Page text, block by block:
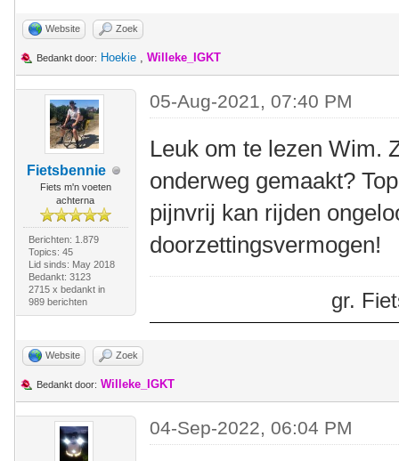
Website Zoek
Bedankt door: Hoekie , Willeke_IGKT
Fietsbennie
Fiets m'n voeten
achterna
Berichten: 1.879
Topics: 45
Lid sinds: May 2018
Bedankt: 3123
2715 x bedankt in
989 berichten
05-Aug-2021, 07:40 PM
Leuk om te lezen Wim.
onderweg gemaakt?
pijnvrij kan rijden
doorzettingsvermogen!
gr.
Website Zoek
Bedankt door: Willeke_IGKT
04-Sep-2022, 06:04 PM